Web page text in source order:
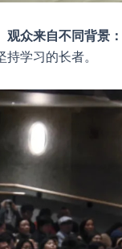
观众来自不同背景：
学习的长者。